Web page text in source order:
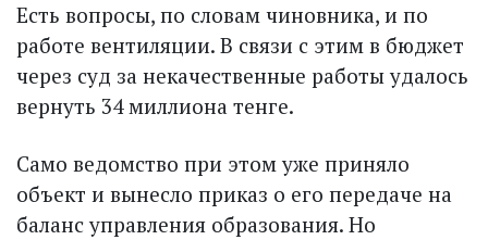
Есть вопросы, по словам чиновника, и по
работе вентиляции. В связи с этим в бюджет
через суд за некачественные работы удалось
вернуть 34 миллиона тенге.
Само ведомство при этом уже приняло
объект и вынесло приказ о его передаче на
баланс управления образования. Но